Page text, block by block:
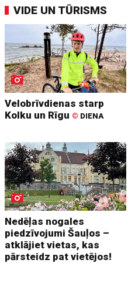
VIDE UN TŪRISMS
Velobrīvdienas starp
Kolku un Rīgu © DIENA
Nedēļas nogales
piedzīvojumi Šauļos –
atklājiet vietas, kas
pārsteidz pat vietējos!